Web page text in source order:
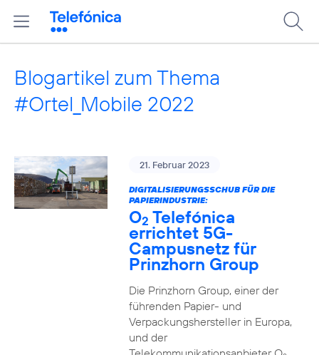
Blogartikel zum Thema
#Ortel_Mobile 2022
21. Februar 2023
DIGITALISIERUNGSSCHUB FÜR DIE
PAPIERINDUSTRIE:
O2 Telefónica
errichtet 5G-
Campusnetz für
Prinzhorn Group
Die Prinzhorn Group, einer der
führenden Papier- und
Verpackungshersteller in Europa,
und der